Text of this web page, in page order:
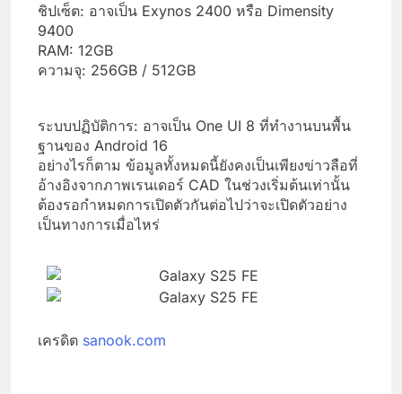
ชิปเซ็ต: อาจเป็น Exynos 2400 หรือ Dimensity
9400
RAM: 12GB
ความจุ: 256GB / 512GB
ระบบปฏิบัติการ: อาจเป็น One UI 8 ที่ทำงานบนพื้น
ฐานของ Android 16
อย่างไรก็ตาม ข้อมูลทั้งหมดนี้ยังคงเป็นเพียงข่าวลือที่
อ้างอิงจากภาพเรนเดอร์ CAD ในช่วงเริ่มต้นเท่านั้น
ต้องรอกำหมดการเปิดตัวกันต่อไปว่าจะเปิดตัวอย่าง
เป็นทางการเมื่อไหร่
เครดิต sanook.com